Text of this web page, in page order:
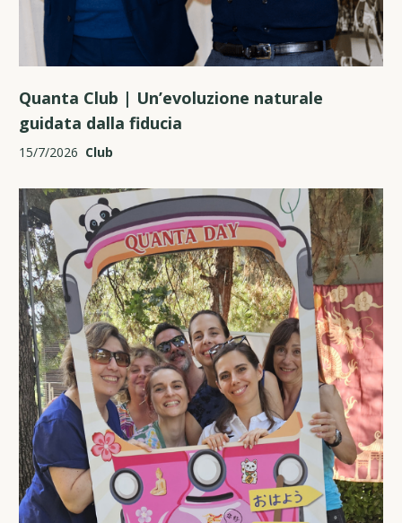
Quanta Club | Un’evoluzione naturale
guidata dalla fiducia
15/7/2026 Club